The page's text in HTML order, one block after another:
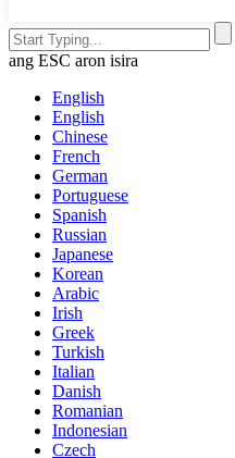
ang ESC aron isira
English
English
Chinese
French
German
Portuguese
Spanish
Russian
Japanese
Korean
Arabic
Irish
Greek
Turkish
Italian
Danish
Romanian
Indonesian
Czech